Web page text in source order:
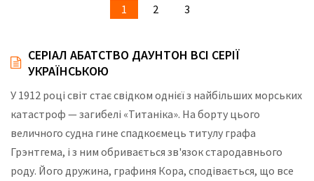
1 2 3
СЕРІАЛ АБАТСТВО ДАУНТОН ВСІ СЕРІЇ
УКРАЇНСЬКОЮ
У 1912 році світ стає свідком однієї з найбільших морських
катастроф — загибелі «Титаніка». На борту цього
величного судна гине спадкоємець титулу графа
Грэнтгема, і з ним обривається зв'язок стародавнього
роду. Його дружина, графиня Кора, сподівається, що все